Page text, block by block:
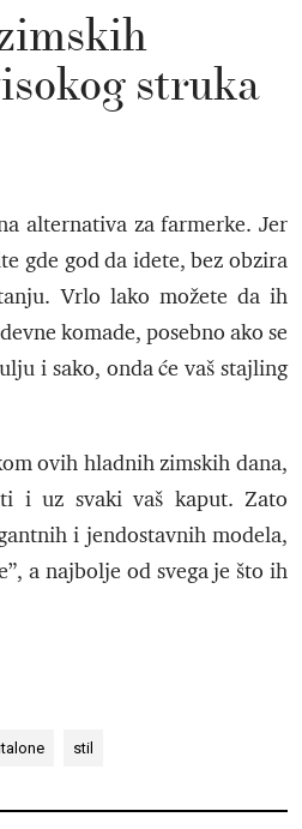
struka
alternativa za farmerke. Jer
gde god da idete, bez obzira
Vrlo lako možete da ih
komade, posebno ako se
i sako, onda će vaš stajling
ovih hladnih zimskih dana,
i uz svaki vaš kaput. Zato
i jendostavnih modela,
a najbolje od svega je što ih
stil